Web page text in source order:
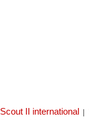
Scout II international